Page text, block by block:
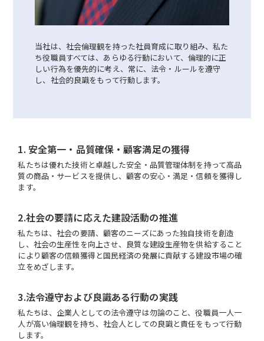
当社は、社会倫理観を持った社員育成に取り組み、私た
ち役職員すべては、あらゆる行動において、倫理的に正
しい行為を優先的に考え、常に、法令・ルールを遵守
し、社会的良識をもって行動します。
1. 安全第一・品質確保・顧客満足の獲得
私たちは優れた技術と卓越した安全・品質管理体制を持って高品
質の商品・サービスを提供し、顧客の安心・満足・信頼を獲得し
ます。
2.社会の要請に応えた建設活動の推進
私たちは、社会の要請、顧客のニーズにあった独自技術を創造
し、社会の生産性を向上させ、良質な建設生産物を供給すること
により顧客の信頼獲得と国民経済の発展に貢献する建設市場の確
立をめざします。
3.法令遵守および良識ある行動の実践
私たちは、企業人としての法令遵守は勿論のこと、役職員一人一
人が高い倫理観を持ち、社会人としての良識と責任をもって行動
します。